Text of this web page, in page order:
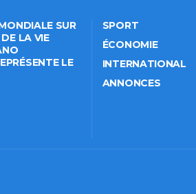
SUR
LA VIE
LE
SPORT
ÉCONOMIE
INTERNATIONAL
ANNONCES